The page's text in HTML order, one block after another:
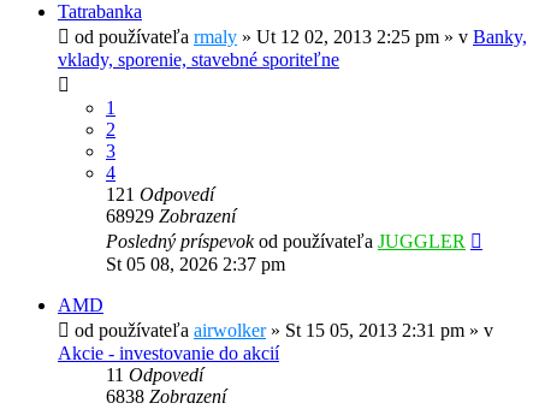
Tatrabanka
od používateľa rmaly » Ut 12 02, 2013 2:25 pm » v Banky,
vklady, sporenie, stavebné sporiteľne
1
2
3
4
121 Odpovedí
68929 Zobrazení
Posledný príspevokod používateľa JUGGLER
St 05 08, 2026 2:37 pm
AMD
od používateľa airwolker» St 15 05, 2013 2:31 pm » v
Akcie - investovanie do akcií
11 Odpovedí
6838 Zobrazení